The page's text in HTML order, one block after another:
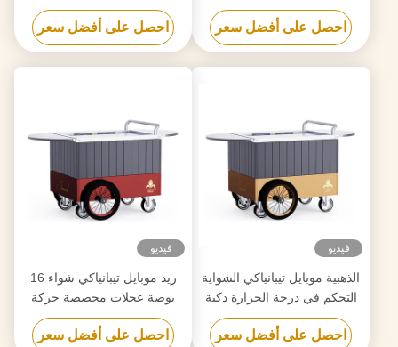
الصف الغذائي هيباتشي الشواية
الطاولة
احصل على أفضل سعر
حرة طاولة الصف الغذائي
هيباتشي الشواية
احصل على أفضل سعر
فيديو
الذهبية موبايل تيبانياكي الشواية
التحكم في درجة الحرارة ذكية
ودقيقة حركة حرة طعام الصف
اللوحة هيباتشي طاولة الشواية
احصل على أفضل سعر
فيديو
ريد موبايل تيبانياكي شواء 16
بوصة عجلات مخصصة حركة
حرة المواد الغذائية الصف
هيباتشي طاولة الشواء
احصل على أفضل سعر